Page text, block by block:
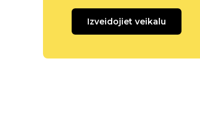
Izveidojiet veikalu